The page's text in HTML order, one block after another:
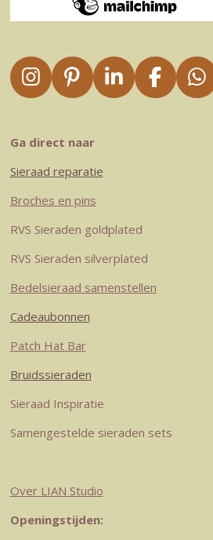
I
n
t
a
g
r
a
P
i
t
e
r
e
s
L
i
n
F
a
W
h
Ga direct naar
Sieraad reparatie
Broches en pins
RVS Sieraden goldplated
RVS Sieraden silverplated
Bedelsieraad samenstellen
Cadeaubonnen
Patch Hat Bar
Bruidssieraden
Sieraad Inspiratie
Samengestelde sieraden sets
Over LIAN Studio
Openingstijden: